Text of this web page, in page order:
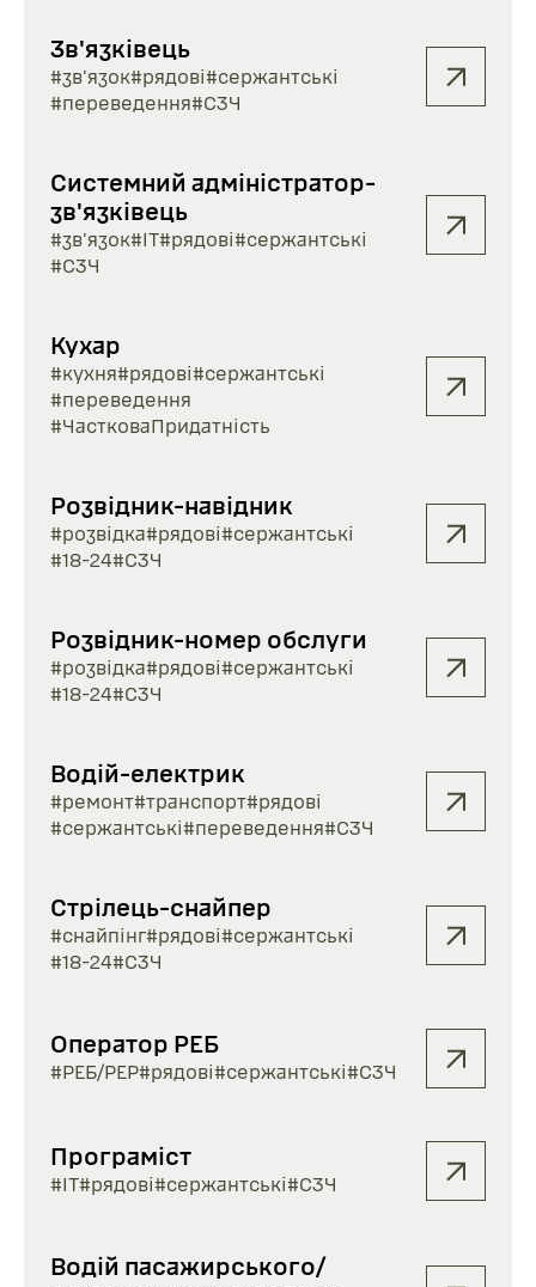
Зв'язківець
#зв'язок#рядові#сержантські
#переведення#СЗЧ
Системний адміністратор-
зв'язківець
#зв'язок#ІТ#рядові#сержантські
#СЗЧ
Кухар
#кухня#рядові#сержантські
#переведення
#ЧастковаПридатність
Розвідник-навідник
#розвідка#рядові#сержантські
#18-24#СЗЧ
Розвідник-номер обслуги
#розвідка#рядові#сержантські
#18-24#СЗЧ
Водій-електрик
#ремонт#транспорт#рядові
#сержантські#переведення#СЗЧ
Стрілець-снайпер
#снайпінг#рядові#сержантські
#18-24#СЗЧ
Оператор РЕБ
#РЕБ/РЕР#рядові#сержантські#СЗЧ
Програміст
#ІТ#рядові#сержантські#СЗЧ
Водій пасажирського/